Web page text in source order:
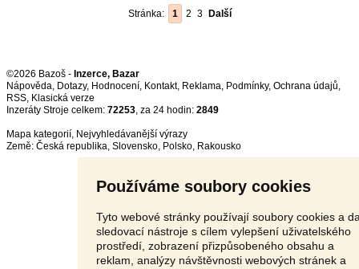
Používáme soubory cookies
Tyto webové stránky používají soubory cookies a
sledovací nástroje s cílem vylepšení uživatelského
prostředí, zobrazení přizpůsobeného obsahu a
reklam, analýzy návštěvnosti webových stránek a
Stránka: 1 2 3 Další
©2026 Bazoš - Inzerce, Bazar
Nápověda, Dotazy, Hodnocení, Kontakt, Reklama, Podmínky, Ochrana údajů,
RSS,
Inzeráty Stroje celkem: 72253, za 24 hodin: 2849
Mapa kategorií, Nejvyhledávanější výrazy
Země: Česká republika, Slovensko, Polsko, Rakousko